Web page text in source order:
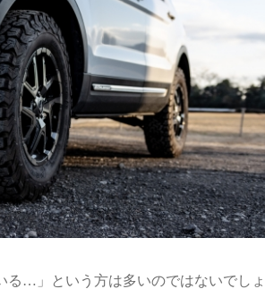
る…」という方は多いのではないでしょ